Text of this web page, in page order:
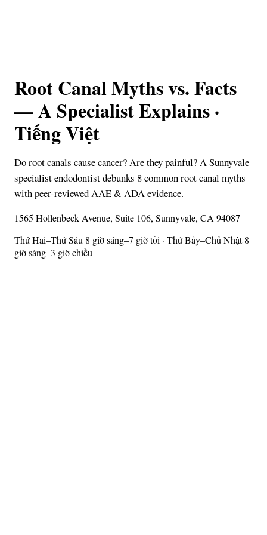
Root Canal Myths vs. Facts
— A Specialist Explains ·
Tiếng Việt
Do root canals cause cancer? Are they painful? A Sunnyvale
specialist endodontist debunks 8 common root canal myths
with peer-reviewed AAE & ADA evidence.
1565 Hollenbeck Avenue, Suite 106, Sunnyvale, CA 94087
Thứ Hai–Thứ Sáu 8 giờ sáng–7 giờ tối · Thứ Bảy–Chủ Nhật 8
giờ sáng–3 giờ chiều